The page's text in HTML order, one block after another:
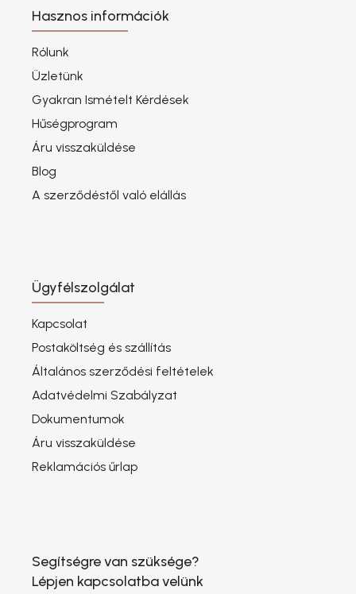
Hasznos információk
Rólunk
Üzletünk
Gyakran Ismételt Kérdések
Hűségprogram
Áru visszaküldése
Blog
A szerződéstől való elállás
Ügyfélszolgálat
Kapcsolat
Postaköltség és szállítás
Általános szerződési feltételek
Adatvédelmi Szabályzat
Dokumentumok
Áru visszaküldése
Reklamációs űrlap
Segítségre van szüksége?
Lépjen kapcsolatba velünk